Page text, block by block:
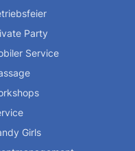
Party
Service
Girls